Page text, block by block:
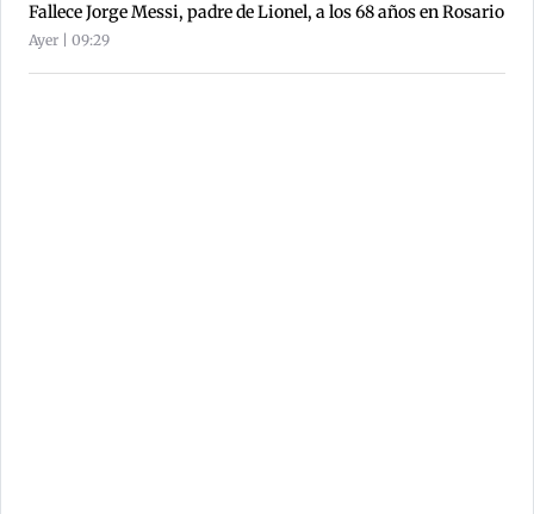
Fallece Jorge Messi, padre de Lionel, a los 68 años en Rosario
Ayer | 09:29